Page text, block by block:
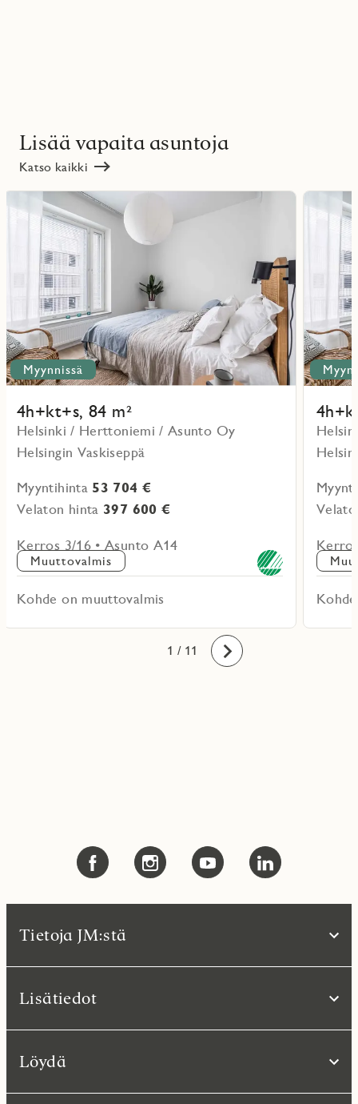
Lisää vapaita asuntoja
Katso kaikki
Myynnissä
4h+kt+s, 84 m²
Helsinki / Herttoniemi / Asunto Oy
Helsingin Vaskiseppä
Myyntihinta 53 704 €
Velaton hinta 397 600 €
Kerros 3/16 • Asunto A14
Muuttovalmis
Kohde on muuttovalmis
lisää
kohteesta
Lue
lisää
kohteesta
1
2
3
4
5
6
7
8
9
10
11 / 11 Eteenpäin
Tietoja JM:stä
Lisätiedot
Löydä